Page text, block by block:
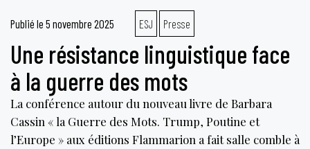
Publié le 5 novembre 2025 ESJ Presse
Une résistance linguistique face
à la guerre des mots
La conférence autour du nouveau livre de Barbara
Cassin « la Guerre des Mots. Trump, Poutine et
l’Europe » aux éditions Flammarion a fait salle comble à